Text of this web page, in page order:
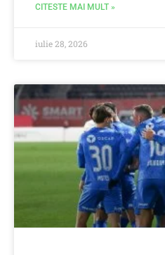
CITESTE MAI MULT »
iulie 28, 2026